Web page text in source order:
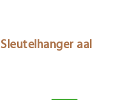
Sleutelhanger aal